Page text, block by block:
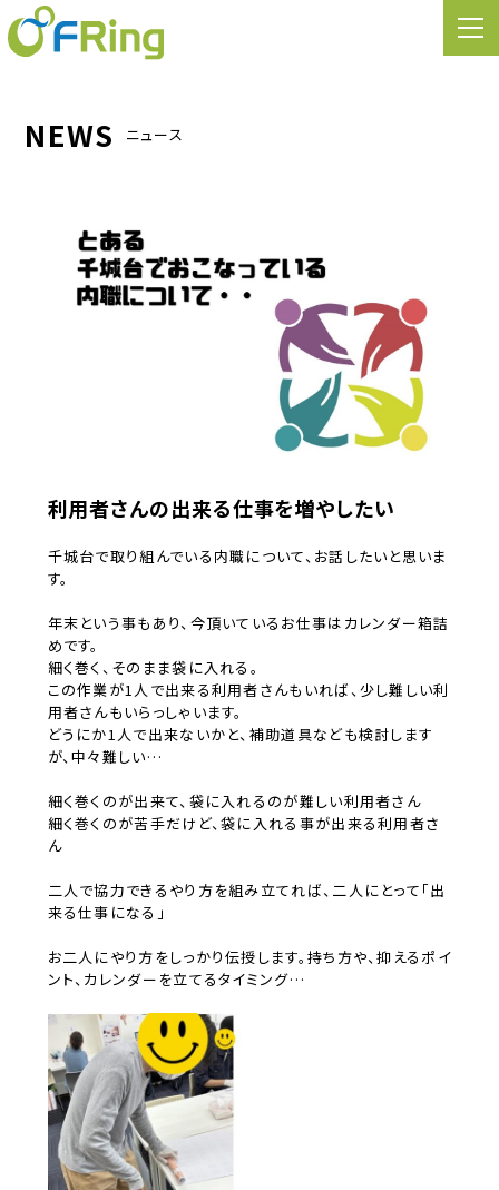
NEWS ニュース
利用者さんの出来る仕事を増やしたい
千城台で取り組んでいる内職について、お話したいと思いま
す。
年末という事もあり、今頂いているお仕事はカレンダー箱詰
めです。
細く巻く、そのまま袋に入れる。
この作業が1人で出来る利用者さんもいれば、少し難しい利
用者さんもいらっしゃいます。
どうにか1人で出来ないかと、補助道具なども検討します
が、中々難しい…
細く巻くのが出来て、袋に入れるのが難しい利用者さん
細く巻くのが苦手だけど、袋に入れる事が出来る利用者さ
ん
二人で協力できるやり方を組み立てれば、二人にとって「出
来る仕事になる」
お二人にやり方をしっかり伝授します。持ち方や、抑えるポイ
ント、カレンダーを立てるタイミング…